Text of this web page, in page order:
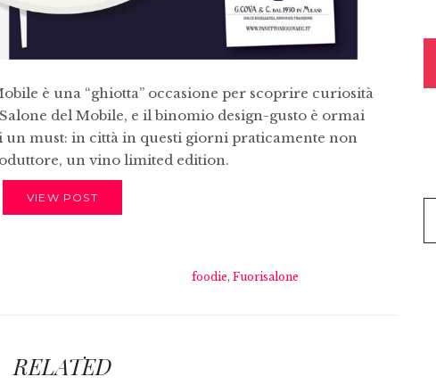
è una “ghiotta” occasione per scoprire curiosità
del Mobile, e il binomio design-gusto è ormai
must: in città in questi giorni praticamente non
un vino limited edition.
VIEW POST
foodie, Fuorisalone
RELATED